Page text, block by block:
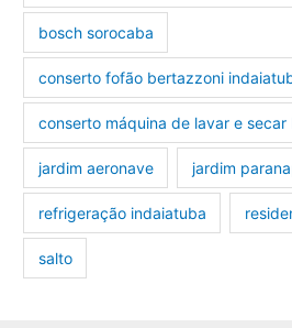
bosch sorocaba
conserto fofão bertazzoni
conserto máquina de lavar e
jardim aeronave jardim
refrigeração indaiatuba
salto